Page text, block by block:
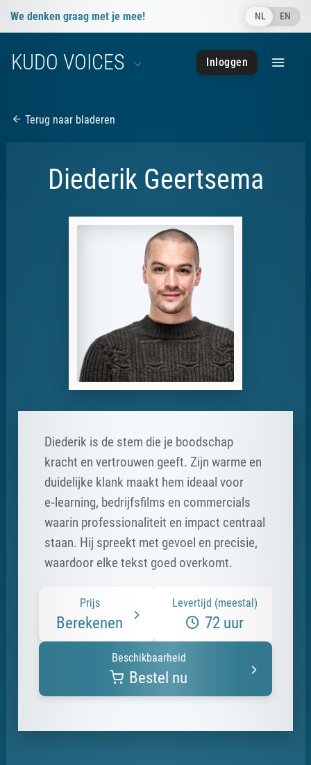
We denken graag met je mee! NL EN
info@kudovoices.nl
050 - 85 091 28
KUDO VOICES Inloggen
Terug naar bladeren
Diederik Geertsema
Diederik is de stem die je boodschap
kracht en vertrouwen geeft. Zijn warme en
duidelijke klank maakt hem ideaal voor
e‑learning, bedrijfsfilms en commercials
waarin professionaliteit en impact centraal
staan. Hij spreekt met gevoel en precisie,
waardoor elke tekst goed overkomt.
Prijs
Berekenen
Levertijd (meestal)
72 uur
Beschikbaarheid
Bestel nu